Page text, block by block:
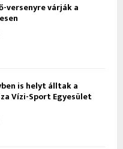
versenyre várják a
is helyt álltak a
Vízi-Sport Egyesület